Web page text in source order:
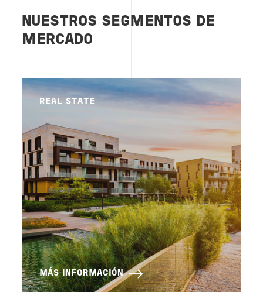
NUESTROS SEGMENTOS DE
MERCADO
REAL STATE
MÁS INFORMACIÓN